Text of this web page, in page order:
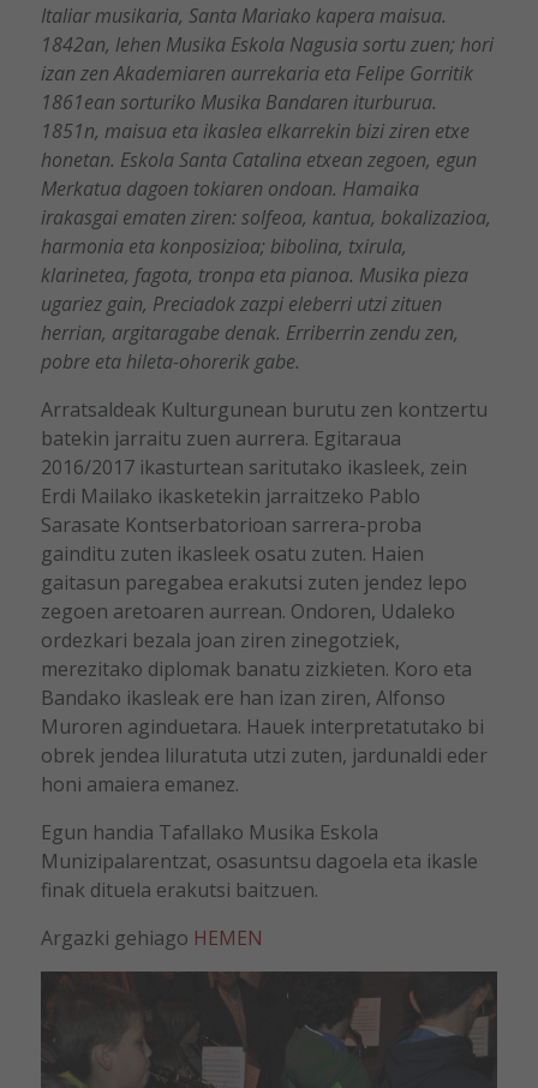
Italiar musikaria, Santa Mariako kapera maisua.
1842an, lehen Musika Eskola Nagusia sortu zuen; hori
izan zen Akademiaren aurrekaria eta Felipe Gorritik
1861ean sorturiko Musika Bandaren iturburua.
1851n, maisua eta ikaslea elkarrekin bizi ziren etxe
honetan. Eskola Santa Catalina etxean zegoen, egun
Merkatua dagoen tokiaren ondoan. Hamaika
irakasgai ematen ziren: solfeoa, kantua, bokalizazioa,
harmonia eta konposizioa; bibolina, txirula,
klarinetea, fagota, tronpa eta pianoa. Musika pieza
ugariez gain, Preciadok zazpi eleberri utzi zituen
herrian, argitaragabe denak. Erriberrin zendu zen,
pobre eta hileta-ohorerik gabe.
Arratsaldeak Kulturgunean burutu zen kontzertu
batekin jarraitu zuen aurrera. Egitaraua
2016/2017 ikasturtean saritutako ikasleek, zein
Erdi Mailako ikasketekin jarraitzeko Pablo
Sarasate Kontserbatorioan sarrera-proba
gainditu zuten ikasleek osatu zuten. Haien
gaitasun paregabea erakutsi zuten jendez lepo
zegoen aretoaren aurrean. Ondoren, Udaleko
ordezkari bezala joan ziren zinegotziek,
merezitako diplomak banatu zizkieten. Koro eta
Bandako ikasleak ere han izan ziren, Alfonso
Muroren aginduetara. Hauek interpretatutako bi
obrek jendea liluratuta utzi zuten, jardunaldi eder
honi amaiera emanez.
Egun handia Tafallako Musika Eskola
Munizipalarentzat, osasuntsu dagoela eta ikasle
finak dituela erakutsi baitzuen.
Argazki gehiago HEMEN